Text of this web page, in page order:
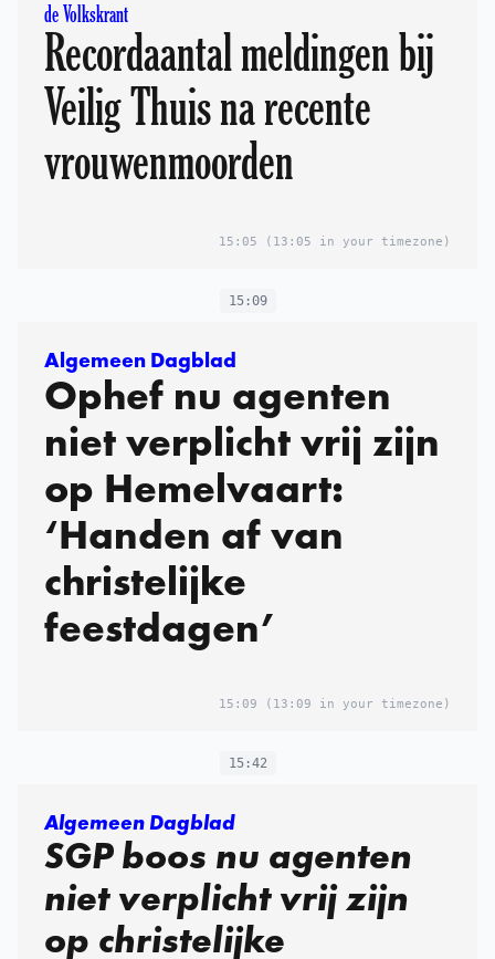
de Volkskrant
Recordaantal meldingen bij
Veilig Thuis na recente
vrouwenmoorden
15:05 (13:05 in your timezone)
15:09
Algemeen Dagblad
Ophef nu agenten
niet verplicht vrij zijn
op Hemelvaart:
‘Handen af van
christelij­ke
feestdagen’
15:09 (13:09 in your timezone)
15:42
Algemeen Dagblad
SGP boos nu agenten
niet verplicht vrij zijn
op christelij­ke